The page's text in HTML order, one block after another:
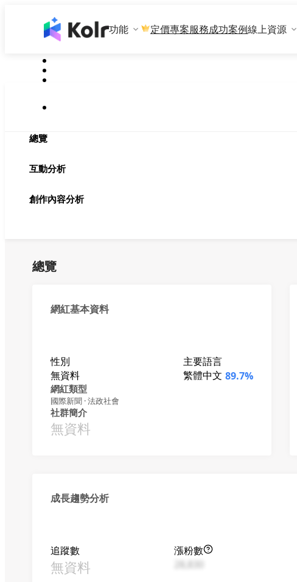
功能 定價專案服務成功案例線上資源
總覽
互動分析
創作內容分析
總覽
網紅基本資料
性別
無資料
主要語言
繁體中文 89.7%
網紅類型
國際新聞 · 法政社會
社群簡介
無資料
成長趨勢分析
追蹤數
無資料
漲粉數